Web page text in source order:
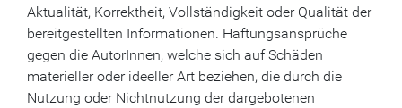
Aktualität, Korrektheit, Vollständigkeit oder Qualität der
bereitgestellten Informationen. Haftungsansprüche
gegen die AutorInnen, welche sich auf Schäden
materieller oder ideeller Art beziehen, die durch die
Nutzung oder Nichtnutzung der dargebotenen